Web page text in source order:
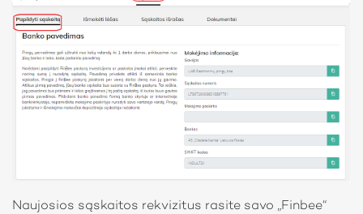
Naujosios sąskaitos rekvizitus rasite savo „Finbee“